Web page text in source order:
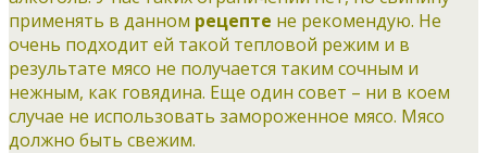
применять в данном рецепте не рекомендую. Не
очень подходит ей такой тепловой режим и в
результате мясо не получается таким сочным и
нежным, как говядина. Еще один совет – ни в коем
случае не использовать замороженное мясо. Мясо
должно быть свежим.